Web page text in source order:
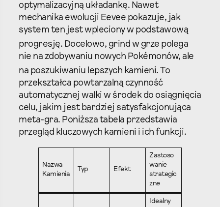
optymalizacyjną układankę. Nawet
mechanika ewolucji Eevee pokazuje, jak
system ten jest wpleciony w podstawową
progresję. Docelowo, grind w grze polega
nie na zdobywaniu nowych Pokémonów, ale
na poszukiwaniu lepszych kamieni. To
przekształca powtarzalną czynność
automatycznej walki w środek do osiągnięcia
celu, jakim jest bardziej satysfakcjonująca
meta-gra. Poniższa tabela przedstawia
przegląd kluczowych kamieni i ich funkcji.
Nazwa
Kamienia
Typ Efekt
Zastoso
wanie
strategic
zne
Idealny